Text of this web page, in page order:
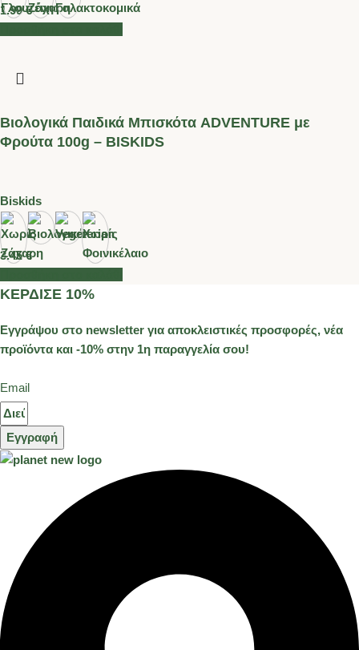
1.99€
Βιολογικά Παιδικά Μπισκότα ADVENTURE με
Φρούτα 100g – BISKIDS
Biskids
3.45€
ΚΕΡΔΙΣΕ 10%
Εγγράψου στο newsletter για αποκλειστικές προσφορές, νέα
προϊόντα και -10% στην 1η παραγγελία σου!
Email
Εγγραφή